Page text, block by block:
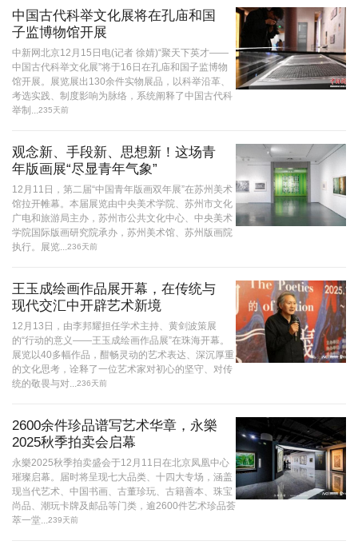
中国古代科举文化展将在孔庙和国
子监博物馆开展
中新网北京12月15日电(记者 徐婧)“聚天下英才——
中国古代科举文化展”将于16日在孔庙和国子监博物
馆开展。展览展出130余件实物展品，以科举沿革、
考选实践、制度影响为脉络，系统阐释了中国古代科
举制...
235天前
观念新、手段新、思想新！这场青
年版画展“尽显青年气象”
12月11日，第二届“中国青年版画双年展”在苏州美术
馆拉开帷幕。本届展览由中央美术学院、苏州市文化
广电和旅游局主办，苏州市公共文化中心、中央美术
学院国际版画研究院承办，苏州美术馆、苏州版画院
执行。展览...
236天前
王玉成绘画作品展开幕，在传统与
现代交汇中开辟艺术新境
12月13日，由李邦耀担任学术主持、黄剑波策展
的“行动的意义——王玉成绘画作品展”在珠海开幕。
展览以40多幅作品，酣畅灵动的艺术表达、深沉厚重
的文化思考，诠释了一位艺术家对初心的坚守、对传
统的敬畏与对...
236天前
2600余件珍品谱写艺术华章，永樂
2025秋季拍卖会启幕
永樂2025秋季拍卖盛会于12月11日在北京凤凰中心
璀璨启幕。届时将呈现七大品类、十四大专场，涵盖
现当代艺术、中国书画、古董珍玩、古籍善本、珠宝
尚品、潮玩卡牌及邮品等门类，逾2600件艺术珍品荟
萃一堂...
239天前